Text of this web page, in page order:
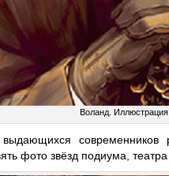
Воланд.
современников
фото звёзд подиума,